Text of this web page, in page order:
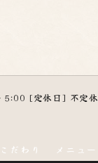
5:00 [定休日] 不定休
だわり メニュー